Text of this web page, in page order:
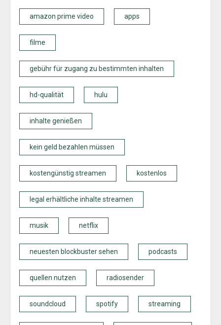
amazon prime video apps
filme
gebühr für zugang zu bestimmten inhalten
hd-qualität hulu
inhalte genießen
kein geld bezahlen müssen
kostengünstig streamen kostenlos
legal erhältliche inhalte streamen
musik netflix
neuesten blockbuster sehen podcasts
quellen nutzen radiosender
soundcloud spotify streaming